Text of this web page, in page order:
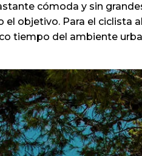
cómoda y sin
el objetivo. Para el ciclista
tiempo del ambiente